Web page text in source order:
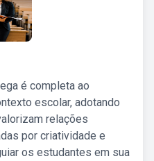
é completa ao
escolar, adotando
relações
por criatividade e
os estudantes em sua